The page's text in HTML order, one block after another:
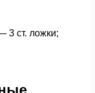
3 ст. ложки;